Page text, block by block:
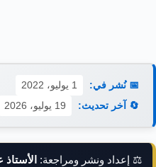
📅 نُشر في:
1 يوليو، 2022
🔄 آخر تحديث:
19 يوليو، 2026
⚖️ إعداد ونشر ومراجعة: